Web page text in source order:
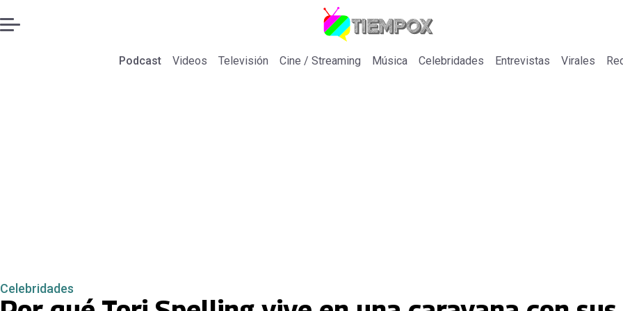
Podcast Videos Televisión Cine / Streaming Música Celebridades Entrevistas Virales
Celebridades